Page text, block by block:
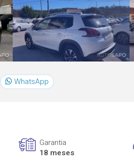
WhatsApp
Garantia
18 meses